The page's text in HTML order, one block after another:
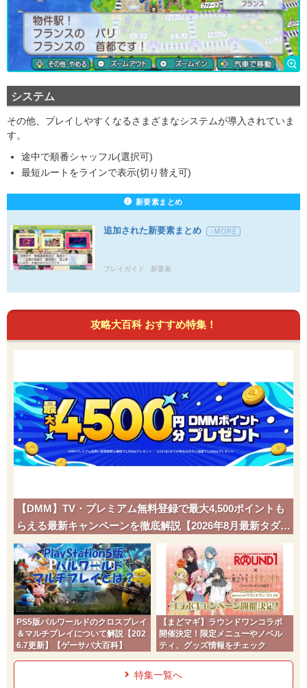
システム
その他、プレイしやすくなるさまざまなシステムが導入されていま
す。
途中で順番シャッフル(選択可)
最短ルートをラインで表示(切り替え可)
新要素まとめ
追加された新要素まとめ
プレイガイド 新要素
攻略大百科 おすすめ特集！
【DMM】TV・プレミアム無料登録で最大4,500ポイントも
らえる最新キャンペーンを徹底解説【2026年8月最新タダポ
チ】
PS5版パルワールドのクロスプレイ
＆マルチプレイについて解説【202
6.7更新】【ゲーサバ大百科】
【まどマギ】ラウンドワンコラボ
開催決定！限定メニューやノベル
ティ、グッズ情報をチェック
特集一覧へ